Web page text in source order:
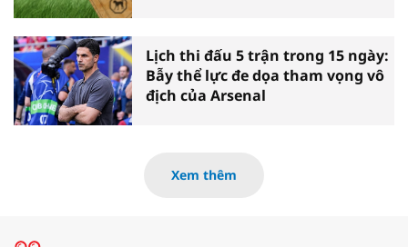
Lịch thi đấu 5 trận trong 15 ngày:
Bẫy thể lực đe dọa tham vọng vô
địch của Arsenal
Xem thêm